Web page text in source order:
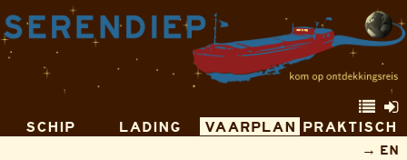
SCHIP LADING VAARPLAN PRAKTISCH
EN